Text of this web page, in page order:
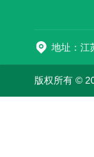
地址：江
版权所有 ©